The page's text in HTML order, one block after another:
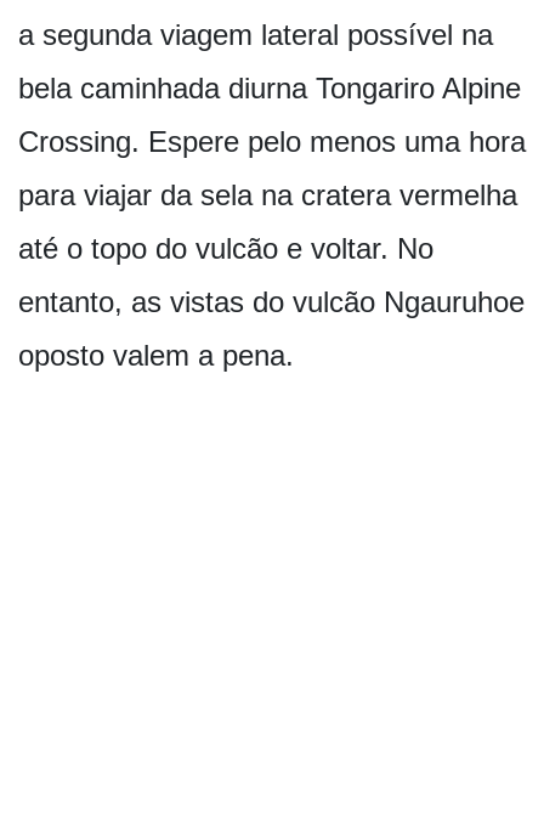
a segunda viagem lateral possível na
bela caminhada diurna Tongariro Alpine
Crossing. Espere pelo menos uma hora
para viajar da sela na cratera vermelha
até o topo do vulcão e voltar. No
entanto, as vistas do vulcão Ngauruhoe
oposto valem a pena.